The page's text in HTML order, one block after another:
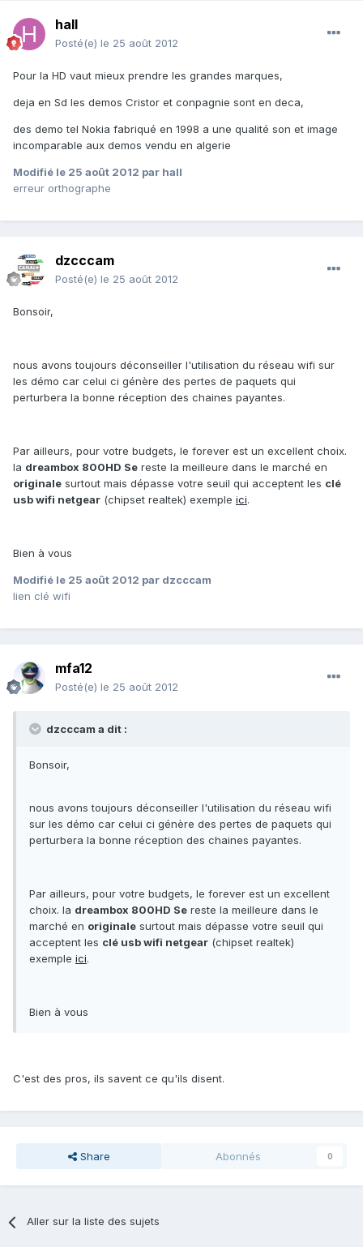
hall
Posté(e) le 25 août 2012
Pour la HD vaut mieux prendre les grandes marques,
deja en Sd les demos Cristor et conpagnie sont en deca,
des demo tel Nokia fabriqué en 1998 a une qualité son et image
incomparable aux demos vendu en algerie
Modifié le 25 août 2012 par hall
erreur orthographe
dzcccam
Posté(e) le 25 août 2012
Bonsoir,
nous avons toujours déconseiller l'utilisation du réseau wifi sur
les démo car celui ci génère des pertes de paquets qui
perturbera la bonne réception des chaines payantes.
Par ailleurs, pour votre budgets, le forever est un excellent choix.
la dreambox 800HD Se reste la meilleure dans le marché en
originale surtout mais dépasse votre seuil qui acceptent les clé
usb wifi netgear (chipset realtek) exemple ici.
Bien à vous
Modifié le 25 août 2012 par dzcccam
lien clé wifi
mfa12
Posté(e) le 25 août 2012
dzcccam a dit :
Bonsoir,
nous avons toujours déconseiller l'utilisation du réseau wifi
sur les démo car celui ci génère des pertes de paquets qui
perturbera la bonne réception des chaines payantes.
Par ailleurs, pour votre budgets, le forever est un excellent
choix. la dreambox 800HD Se reste la meilleure dans le
marché en originale surtout mais dépasse votre seuil qui
acceptent les clé usb wifi netgear (chipset realtek)
exemple ici.
Bien à vous
C'est des pros, ils savent ce qu'ils disent.
Share Abonnés 0
Aller sur la liste des sujets